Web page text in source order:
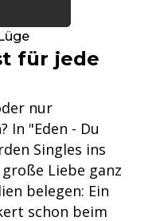
für jede
nur
In "Eden - Du
Singles ins
Liebe ganz
belegen: Ein
schon beim